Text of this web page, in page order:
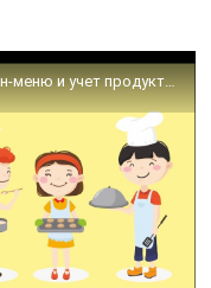
Питание в детском саду по СанПиН: план-меню и учет продуктов